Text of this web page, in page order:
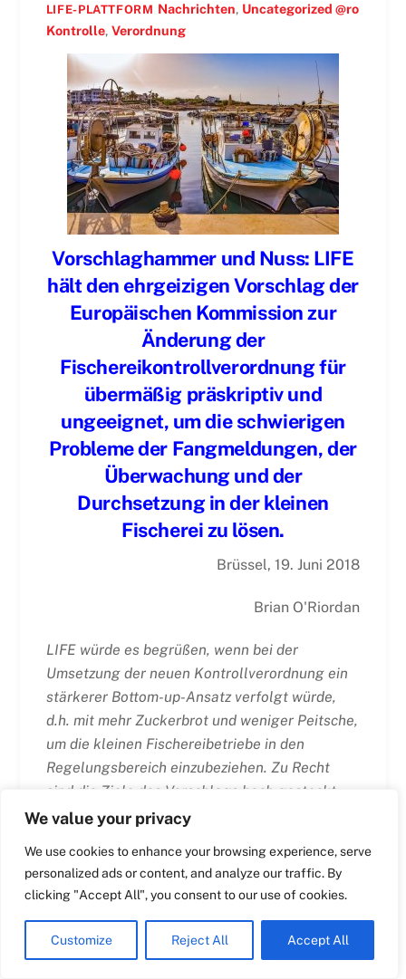
We value your privacy
We use cookies to enhance your browsing experience, serve
personalized ads or content, and analyze our traffic. By
clicking "Accept All", you consent to our use of cookies.
Customize Reject All Accept All
LIFE-PLATTFORM Nachrichten, Uncategorized @ro
Kontrolle, Verordnung
Vorschlaghammer und Nuss: LIFE
hält den ehrgeizigen Vorschlag der
Europäischen Kommission zur
Änderung der
Fischereikontrollverordnung für
übermäßig präskriptiv und
ungeeignet, um die schwierigen
Probleme der Fangmeldungen, der
Überwachung und der
Durchsetzung in der kleinen
Fischerei zu lösen.
Brüssel, 19. Juni 2018
Brian O'Riordan
LIFE würde es begrüßen, wenn bei der
Umsetzung der neuen Kontrollverordnung ein
stärkerer Bottom-up-Ansatz verfolgt würde,
d.h. mit mehr Zuckerbrot und weniger Peitsche,
um die kleinen Fischereibetriebe in den
Regelungsbereich einzubeziehen. Zu Recht
sind die Ziele des Vorschlags hoch gesteckt.
Falsch ist, dass dem Sektor die Verantwortung
wird, ohne dass die notwendigen
Unterstützungsmaßnahmen und Leitlinien zur
werden.
English
Croatian
Dutch
Italian
Polish
Romanian
Spanish
Maltese